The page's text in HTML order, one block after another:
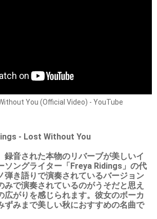
You (Official Video) - YouTube
- Lost Without You
録音された本物のリバーブが美しいイ
ソングライター「Freya Ridings」の代
弾き語りで演奏されているバージョン
みで演奏されているのがうそだと思え
広がりを感じられます。彼女のボーカ
ずみまで美しい秋におすすめの名曲で